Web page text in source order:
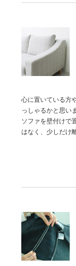
心に置いている方
っしゃるかと思い
ソファを壁付けで
はなく、少しだ